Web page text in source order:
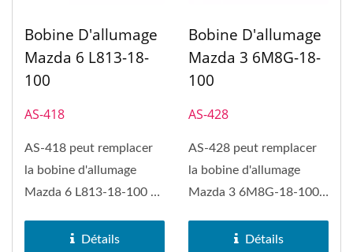
Bobine D'allumage
Mazda 6 L813-18-
100
AS-418
AS-418 peut remplacer
la bobine d'allumage
Mazda 6 L813-18-100 et
Détails
Bobine D'allumage
Mazda 3 6M8G-18-
100
AS-428
AS-428 peut remplacer
la bobine d'allumage
Mazda 3 6M8G-18-100,
Mazda...
Détails